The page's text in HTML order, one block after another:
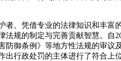
凭借专业的法律知识和丰富
规的制定与完善贡献智慧。
御条例》等地方性法规的审
行政处罚的主体进行了符合